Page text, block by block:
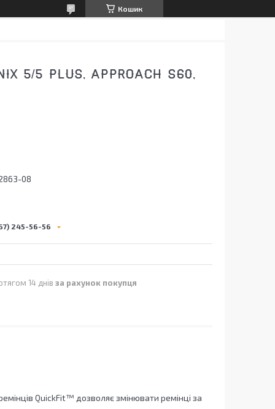
Кошик
5/5 PLUS, APPROACH S60,
08
245-56-56
14 днів за рахунок покупця
QuickFit™ дозволяє змінювати ремінці за